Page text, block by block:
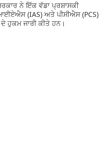
ਨੇ ਇੱਕ ਵੱਡਾ ਪ੍ਰਸ਼ਾਸਕੀ
(IAS) ਅਤੇ ਪੀਸੀਐਸ (PCS)
ਹੁਕਮ ਜਾਰੀ ਕੀਤੇ ਹਨ।